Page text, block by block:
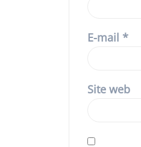
E-mail *
Site web